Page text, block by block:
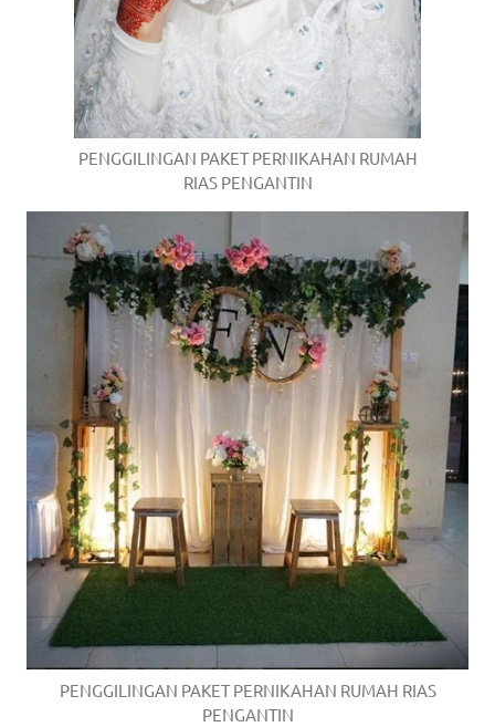
PENGGILINGAN PAKET PERNIKAHAN RUMAH
RIAS PENGANTIN
PENGGILINGAN PAKET PERNIKAHAN RUMAH RIAS
PENGANTIN